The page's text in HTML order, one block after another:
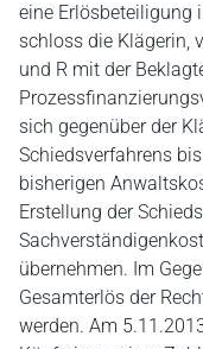
eine Erlösbeteiligung
schloss die Klägerin,
und R mit der
sich gegenüber der
Schiedsverfahrens
bisherigen
Erstellung der
übernehmen. Im
Gesamterlös der
werden. Am